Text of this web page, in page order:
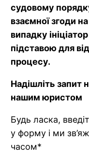
судовому
взаємної згоди
випадку
підставою для
процесу.
Надішліть запит
нашим юристом
Будь ласка,
у форму і ми
часом*